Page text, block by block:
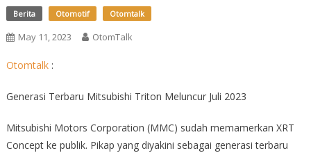
Berita Otomotif Otomtalk
May 11, 2023 OtomTalk
Otomtalk:
Generasi Terbaru Mitsubishi Triton Meluncur Juli 2023
Mitsubishi Motors Corporation (MMC) sudah memamerkan XRT
Concept ke publik. Pikap yang diyakini sebagai generasi terbaru